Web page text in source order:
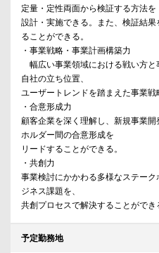
定量・定性両面から検証する方法を
設計・実施できる。また、検証結
ることができる。
・事業戦略・事業計画構築力
幅広い事業領域における戦い方と
自社の立ち位置、
ユーザートレンドを踏まえた事業戦
・合意形成力
顧客企業を深く理解し、新規事業
ホルダー間の合意形成を
リードすることができる。
・共創力
事業検討にかかわる多様なステー
ジネス課題を、
共創プロセスで解決することができ
予定勤務地